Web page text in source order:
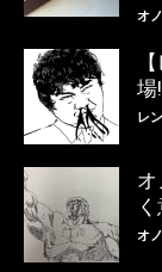
オ
場
レ
オ